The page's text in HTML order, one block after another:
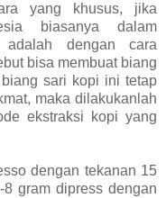
yang khusus, jika
biasanya dalam
dengan cara
bisa membuat biang
sari kopi ini tetap
maka dilakukanlah
ekstraksi kopi yang
dengan tekanan 15
gram dipress dengan